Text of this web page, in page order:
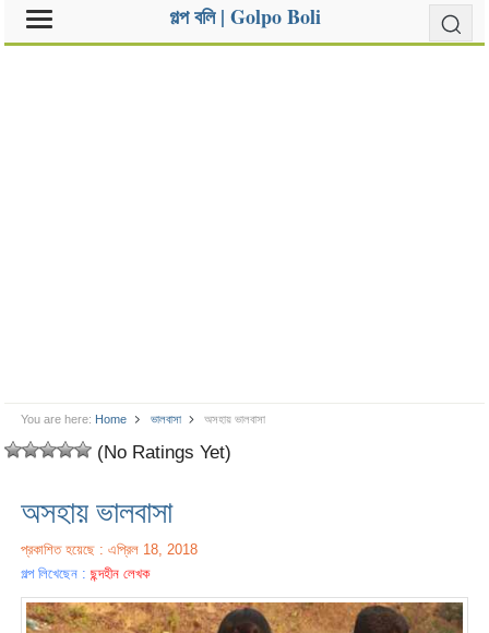
গল্প বলি | Golpo Boli
You are here: Home ভালবাসা অসহায় ভালবাসা
(No Ratings Yet)
অসহায় ভালবাসা
প্রকাশিত হয়েছে : এপ্রিল 18, 2018
গল্প লিখেছেন :ছন্দহীন লেখক